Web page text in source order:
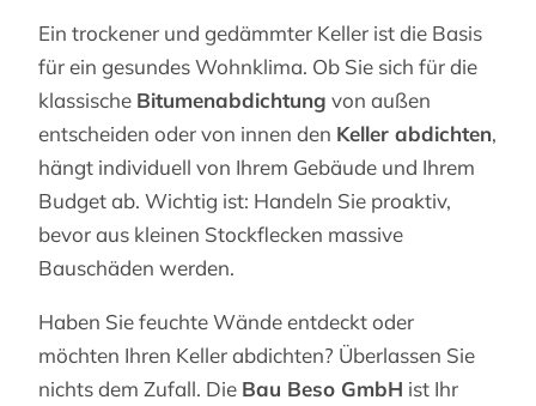
Ein trockener und gedämmter Keller ist die Basis
für ein gesundes Wohnklima. Ob Sie sich für die
klassische Bitumenabdichtung von außen
entscheiden oder von innen den Keller abdichten,
hängt individuell von Ihrem Gebäude und Ihrem
Budget ab. Wichtig ist: Handeln Sie proaktiv,
bevor aus kleinen Stockflecken massive
Bauschäden werden.
Haben Sie feuchte Wände entdeckt oder
möchten Ihren Keller abdichten? Überlassen Sie
nichts dem Zufall. Die Bau Beso GmbH ist Ihr